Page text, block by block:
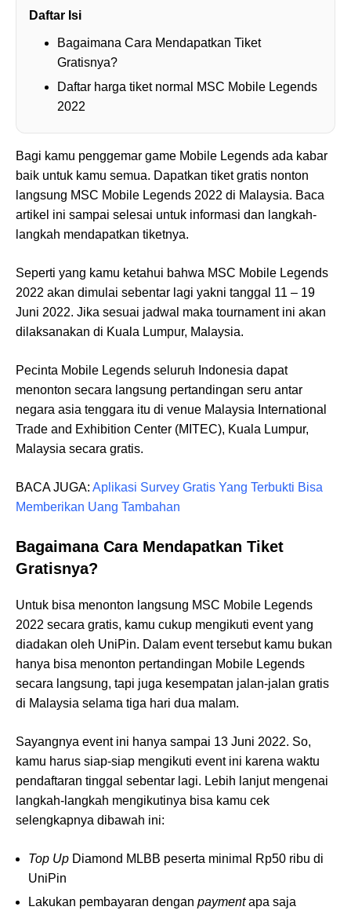
Daftar Isi
Bagaimana Cara Mendapatkan Tiket
Gratisnya?
Daftar harga tiket normal MSC Mobile Legends
2022
Bagi kamu penggemar game Mobile Legends ada kabar
baik untuk kamu semua. Dapatkan tiket gratis nonton
langsung MSC Mobile Legends 2022 di Malaysia. Baca
artikel ini sampai selesai untuk informasi dan langkah-
langkah mendapatkan tiketnya.
Seperti yang kamu ketahui bahwa MSC Mobile Legends
2022 akan dimulai sebentar lagi yakni tanggal 11 – 19
Juni 2022. Jika sesuai jadwal maka tournament ini akan
dilaksanakan di Kuala Lumpur, Malaysia.
Pecinta Mobile Legends seluruh Indonesia dapat
menonton secara langsung pertandingan seru antar
negara asia tenggara itu di venue Malaysia International
Trade and Exhibition Center (MITEC), Kuala Lumpur,
Malaysia secara gratis.
BACA JUGA: Aplikasi Survey Gratis Yang Terbukti Bisa
Memberikan Uang Tambahan
Bagaimana Cara Mendapatkan Tiket
Gratisnya?
Untuk bisa menonton langsung MSC Mobile Legends
2022 secara gratis, kamu cukup mengikuti event yang
diadakan oleh UniPin. Dalam event tersebut kamu bukan
hanya bisa menonton pertandingan Mobile Legends
secara langsung, tapi juga kesempatan jalan-jalan gratis
di Malaysia selama tiga hari dua malam.
Sayangnya event ini hanya sampai 13 Juni 2022. So,
kamu harus siap-siap mengikuti event ini karena waktu
pendaftaran tinggal sebentar lagi. Lebih lanjut mengenai
langkah-langkah mengikutinya bisa kamu cek
selengkapnya dibawah ini:
Top Up Diamond MLBB peserta minimal Rp50 ribu di
UniPin
Lakukan pembayaran dengan paymentapa saja